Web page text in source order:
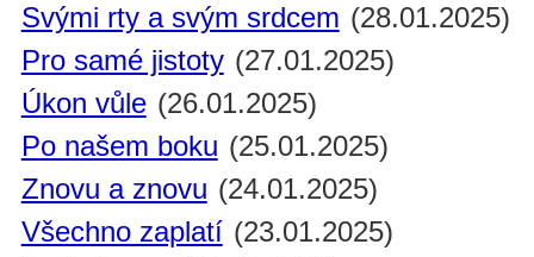
Svými rty a svým srdcem (28.01.2025)
Pro samé jistoty (27.01.2025)
Úkon vůle (26.01.2025)
Po našem boku (25.01.2025)
Znovu a znovu (24.01.2025)
Všechno zaplatí (23.01.2025)